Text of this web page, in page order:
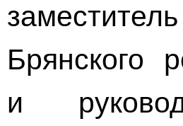
Брянского
и